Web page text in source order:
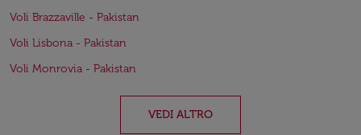
Voli Brazzaville - Pakistan
Voli Lisbona - Pakistan
Voli Monrovia - Pakistan
VEDI ALTRO